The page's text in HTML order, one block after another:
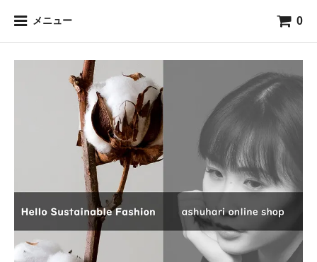
メニュー 0